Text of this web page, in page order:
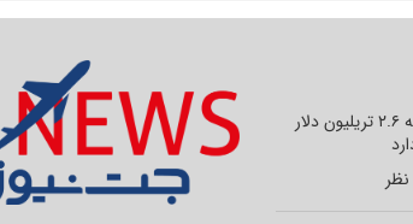
ایکائو : هوانوردی به ۲.۶ تریلیون دلار